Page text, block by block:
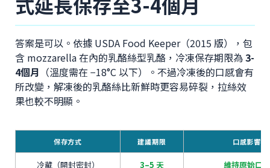
答案是可以。依據 USDA Food Keeper（2015 版），包
含 mozzarella 在內的乳酪絲型乳酪，冷凍保存期限為3-
4個月 （溫度需在 −18°C 以下）。不過冷凍後的口感會有
所改變，解凍後的乳酪絲比新鮮時更容易碎裂，拉絲效
果也較不明顯。
保存方式 建議期限 口感影響
冷藏（開封密封） 3–5 天 維持原始口感